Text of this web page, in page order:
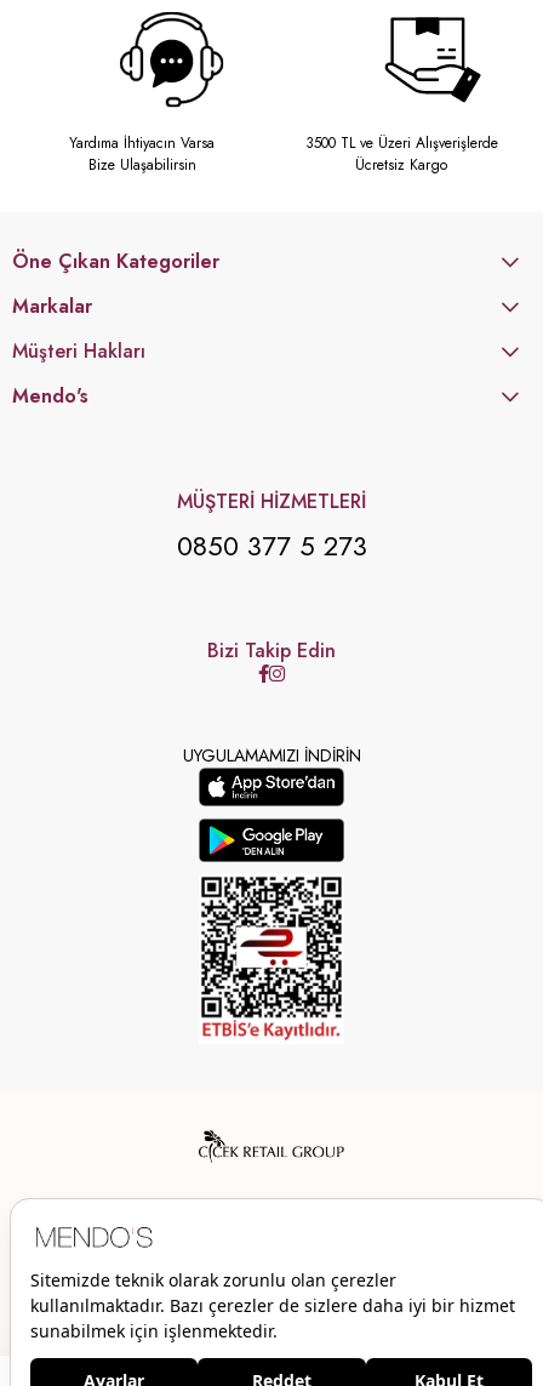
Yardıma İhtiyacın Varsa
Bize Ulaşabilirsin
3500 TL ve Üzeri Alışverişlerde
Ücretsiz Kargo
Öne Çıkan Kategoriler
Markalar
Müşteri Hakları
Mendo's
MÜŞTERİ HİZMETLERİ
0850 377 5 273
Bizi Takip Edin
UYGULAMAMIZI İNDİRİN
© 2026 Mendo’s | Her hakkı saklıdır.
2.069,00 TL